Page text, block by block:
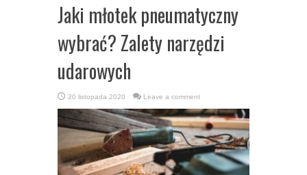
Jaki młotek pneumatyczny
wybrać? Zalety narzędzi
udarowych
20 listopada 2020 Leave a comment